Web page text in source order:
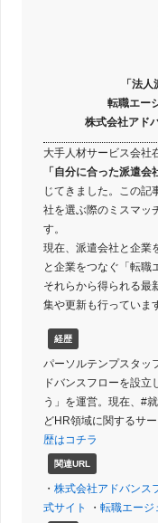
「法
転職エー
株式会社アド
大手人材サービス会社
「自分に合った派遣会
じてきました。この記
社を選ぶ際のミスマッ
す。
現在、派遣会社と企業
と企業をつなぐ「転職
それらから得られる最
集や更新も行っていま
経歴
パーソルテンプスタッ
ドバンスフローを設立
う」を運営。現在、#
どHR領域に関するサ
歴はコチラ
関連URL
・ 株式会社アドバンス
式サイト
・ 転職エージ